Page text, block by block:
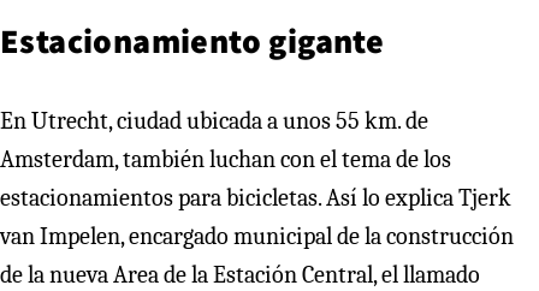
Estacionamiento gigante
En Utrecht, ciudad ubicada a unos 55 km. de
Amsterdam, también luchan con el tema de los
estacionamientos para bicicletas. Así lo explica Tjerk
van Impelen, encargado municipal de la construcción
de la nueva Area de la Estación Central, el llamado